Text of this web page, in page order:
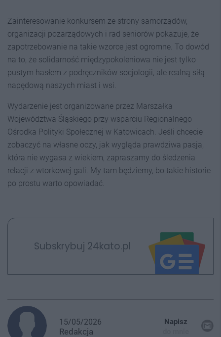
Zainteresowanie konkursem ze strony samorządów,
organizacji pozarządowych i rad seniorów pokazuje, że
zapotrzebowanie na takie wzorce jest ogromne. To dowód
na to, że solidarność międzypokoleniowa nie jest tylko
pustym hasłem z podręczników socjologii, ale realną siłą
napędową naszych miast i wsi.
Wydarzenie jest organizowane przez Marszałka
Województwa Śląskiego przy wsparciu Regionalnego
Ośrodka Polityki Społecznej w Katowicach. Jeśli chcecie
zobaczyć na własne oczy, jak wygląda prawdziwa pasja,
która nie wygasa z wiekiem, zapraszamy do śledzenia
relacji z wtorkowej gali. My tam będziemy, bo takie historie
po prostu warto opowiadać.
Subskrybuj 24kato.pl
15/05/2026
Redakcja
Napisz